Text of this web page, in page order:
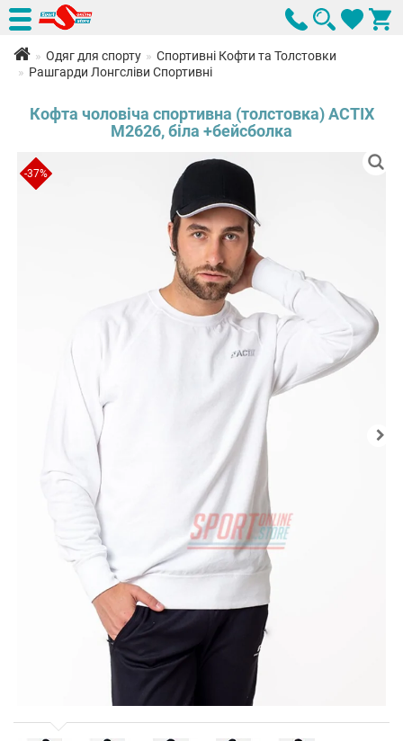
Одяг для спорту
Спортивні Кофти та Толстовки
Рашгарди Лонгсліви Спортивні
Кофта чоловіча спортивна (толстовка) ACTIX
М2626, біла +бейсболка
-37%